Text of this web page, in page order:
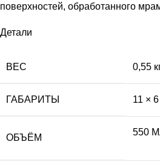
поверхностей, обработанного
Детали
ВЕС 0,55
ГАБАРИТЫ 11 ×
ОБЪЁМ
550